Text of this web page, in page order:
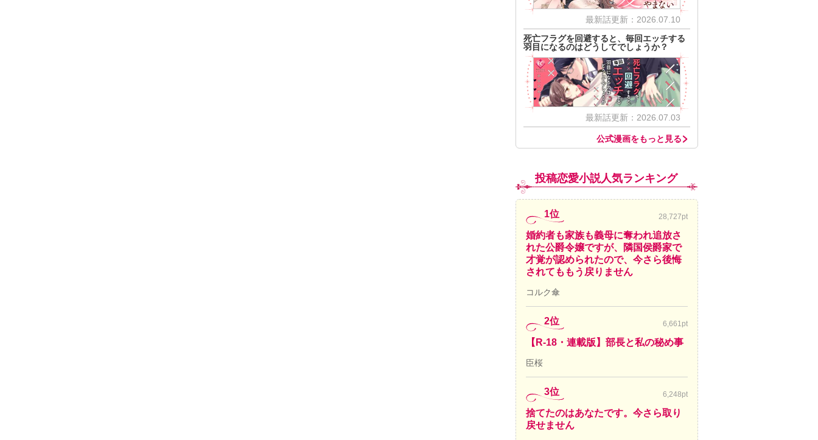
最新話更新：2026.07.10
死亡フラグを回避すると、毎回エッチする
羽目になるのはどうしてでしょうか？
最新話更新：2026.07.03
公式漫画をもっと見る
投稿恋愛小説人気ランキング
1位 28,727pt
婚約者も家族も義母に奪われ追放さ
れた公爵令嬢ですが、隣国侯爵家で
才覚が認められたので、今さら後悔
されてももう戻りません
コルク傘
2位 6,661pt
【R-18・連載版】部長と私の秘め事
臣桜
3位 6,248pt
捨てたのはあなたです。今さら取り
戻せません